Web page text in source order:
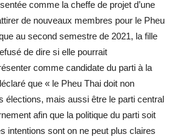
comme la cheffe de projet d’une
de nouveaux membres pour le Pheu
au second semestre de 2021, la fille
de dire si elle pourrait
comme candidate du parti à la
que « le Pheu Thai doit non
élections, mais aussi être le parti central
afin que la politique du parti soit
intentions sont on ne peut plus claires